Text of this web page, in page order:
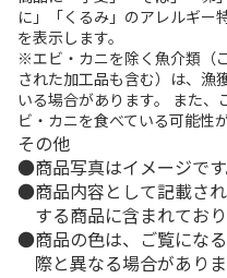
に」「くるみ」のアレルギー
を表示します。
※エビ・カニを除く魚介類（
された加工品も含む）は、漁
いる場合があります。 また
ビ・カニを食べている可能性
その他
商品写真はイメージです
商品内容として記載さ
する商品に含まれており
商品の色は、ご覧にな
際と異なる場合がありま